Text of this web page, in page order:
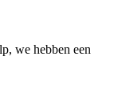
we hebben een